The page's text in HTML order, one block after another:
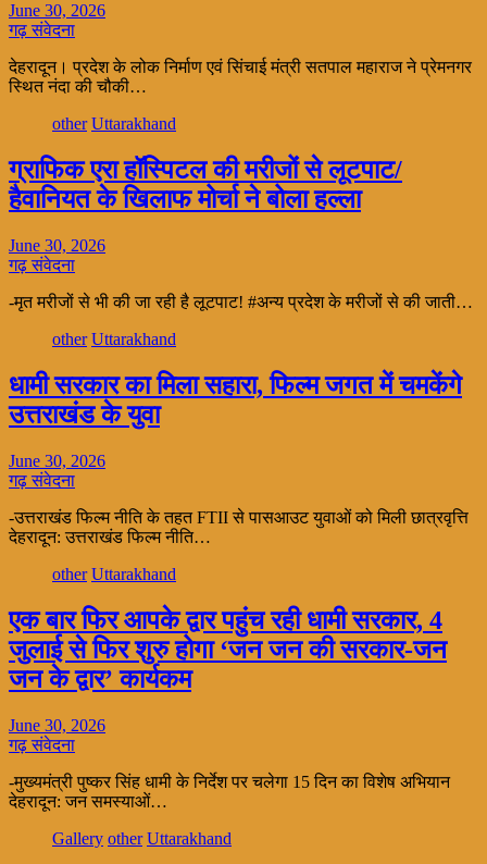
June 30, 2026
गढ़ संवेदना
देहरादून। प्रदेश के लोक निर्माण एवं सिंचाई मंत्री सतपाल महाराज ने प्रेमनगर
स्थित नंदा की चौकी…
other Uttarakhand
ग्राफिक एरा हॉस्पिटल की मरीजों से लूटपाट/
हैवानियत के खिलाफ मोर्चा ने बोला हल्ला
June 30, 2026
गढ़ संवेदना
-मृत मरीजों से भी की जा रही है लूटपाट! #अन्य प्रदेश के मरीजों से की जाती…
other Uttarakhand
धामी सरकार का मिला सहारा, फिल्म जगत में चमकेंगे
उत्तराखंड के युवा
June 30, 2026
गढ़ संवेदना
-उत्तराखंड फिल्म नीति के तहत FTII से पासआउट युवाओं को मिली छात्रवृत्ति
देहरादून: उत्तराखंड फिल्म नीति…
other Uttarakhand
एक बार फिर आपके द्वार पहुंच रही धामी सरकार, 4
जुलाई से फिर शुरु होगा ‘जन जन की सरकार-जन
जन के द्वार’ कार्यकम
June 30, 2026
गढ़ संवेदना
-मुख्यमंत्री पुष्कर सिंह धामी के निर्देश पर चलेगा 15 दिन का विशेष अभियान
देहरादून: जन समस्याओं…
Gallery other Uttarakhand